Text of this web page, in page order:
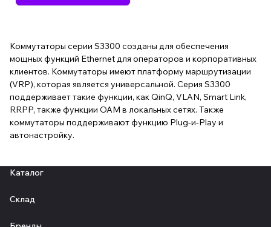
Коммутаторы серии S3300 созданы для обеспечения
мощных функций Ethernet для операторов и корпоративных
клиентов. Коммутаторы имеют платформу маршрутизации
(VRP), которая является универсальной. Серия S3300
поддерживает такие функции, как QinQ, VLAN, Smart Link,
RRPP, также функции OAM в локальных сетях. Также
коммутаторы поддерживают функцию Plug-и-Play и
автонастройку.
Каталог
Склад